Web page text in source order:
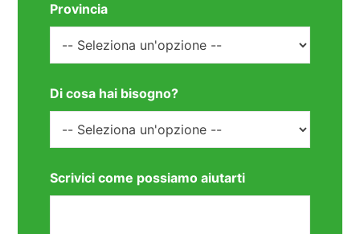
Provincia
Di cosa hai bisogno?
Scrivici come possiamo aiutarti